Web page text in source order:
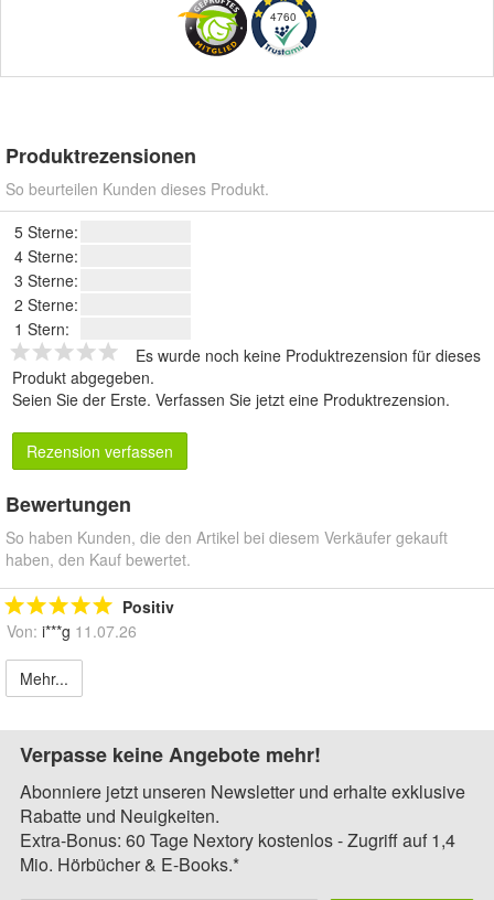
4760
Produktrezensionen
So beurteilen Kunden dieses Produkt.
5 Sterne:
4 Sterne:
3 Sterne:
2 Sterne:
1 Stern:
Es wurde noch keine Produktrezension für dieses
Produkt abgegeben.
Seien Sie der Erste. Verfassen Sie jetzt eine Produktrezension.
Rezension verfassen
Bewertungen
So haben Kunden, die den Artikel bei diesem Verkäufer gekauft
haben, den Kauf bewertet.
Positiv
Von: i***g 11.07.26
Mehr...
Verpasse keine Angebote mehr!
Abonniere jetzt unseren Newsletter und erhalte exklusive
Rabatte und Neuigkeiten.
Extra-Bonus: 60 Tage Nextory kostenlos - Zugriff auf 1,4
Mio. Hörbücher & E-Books.*